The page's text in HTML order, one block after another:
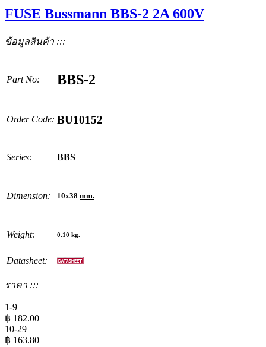
FUSE Bussmann BBS-2 2A 600V
ข้อมูลสินค้า :::
Part No: BBS-2
Order Code: BU10152
Series: BBS
Dimension: 10x38 mm.
Weight: 0.10 kg.
Datasheet:
ราคา :::
1-9
฿ 182.00
10-29
฿ 163.80